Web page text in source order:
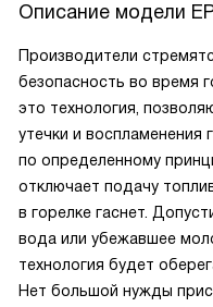
Описание модели
Производители
безопасность во время
это технология,
утечки и воспламенения
по определенному
отключает подачу
в горелке гаснет.
вода или убежавшее
технология будет
Нет большой нужды